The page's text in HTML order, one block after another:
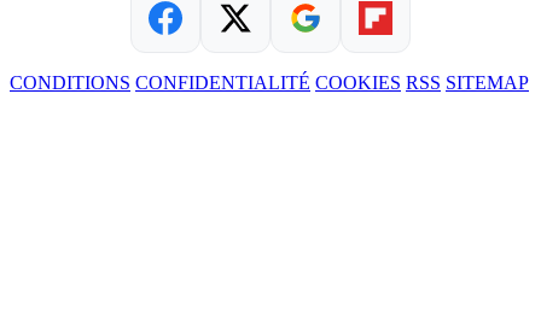
CONDITIONS CONFIDENTIALITÉ COOKIES RSS SITEMAP